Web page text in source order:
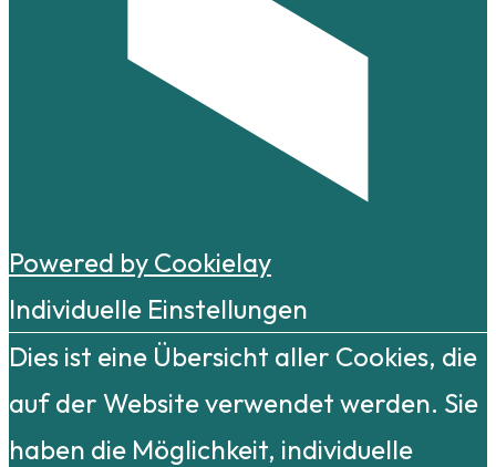
Powered by Cookielay
Individuelle Einstellungen
Dies ist eine Übersicht aller Cookies, die
auf der Website verwendet werden. Sie
haben die Möglichkeit, individuelle